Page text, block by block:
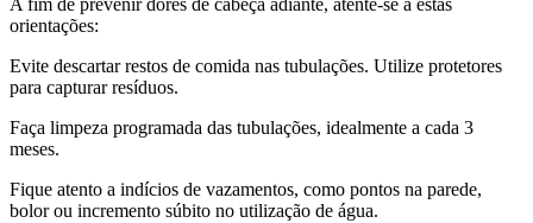
A fim de prevenir dores de cabeça adiante, atente-se a estas
orientações:
Evite descartar restos de comida nas tubulações. Utilize protetores
para capturar resíduos.
Faça limpeza programada das tubulações, idealmente a cada 3
meses.
Fique atento a indícios de vazamentos, como pontos na parede,
bolor ou incremento súbito no utilização de água.